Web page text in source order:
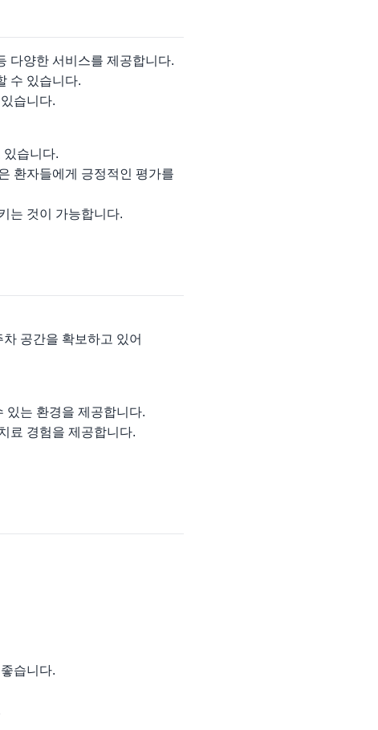
다양한 서비스를 제공합니다.
수 있습니다.
습니다.
있습니다.
환자들에게 긍정적인 평가를
는 것이 가능합니다.
공간을 확보하고 있어
있는 환경을 제공합니다.
료 경험을 제공합니다.
습니다.